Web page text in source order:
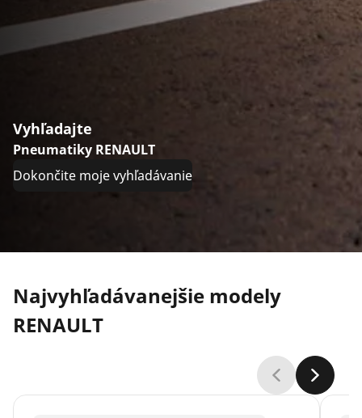
Vyhľadajte
Pneumatiky RENAULT
Dokončite moje vyhľadávanie
Najvyhľadávanejšie modely
RENAULT